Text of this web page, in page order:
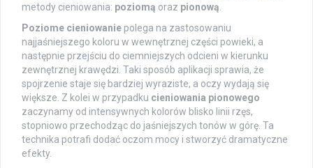
metody cieniowania: poziomą oraz pionową.
Poziome cieniowanie polega na zastosowaniu
najjaśniejszego koloru w wewnętrznej części powieki, a
następnie przejściu do ciemniejszych odcieni w kierunku
zewnętrznej krawędzi. Taki sposób aplikacji sprawia, że
spojrzenie staje się bardziej wyraziste, a oczy wydają się
większe. Z kolei w przypadku cieniowania pionowego
zaczynamy od intensywnych kolorów blisko linii rzęs,
stopniowo przechodząc do jaśniejszych tonów w górę. Ta
technika potrafi dodać oczom mocy i stworzyć dramatyczne
efekty.